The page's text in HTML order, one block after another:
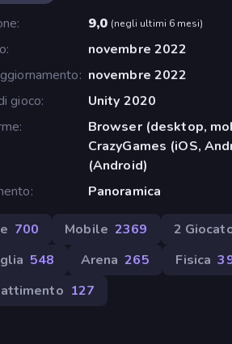
9,0 (negli ultimi 6 mesi)
novembre 2022
novembre 2022
gioco
Unity 2020
Browser (desktop,
CrazyGames (iOS,
(Android)
Panoramica
700 Mobile 2369 2
548 Arena 265 Fisica
127